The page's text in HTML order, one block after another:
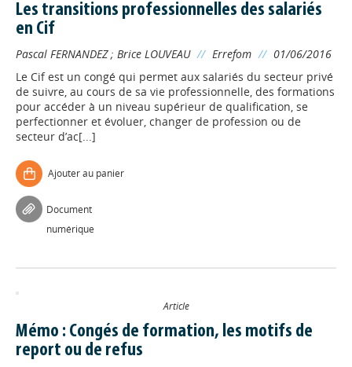
Les transitions professionnelles des salariés
en Cif
Pascal FERNANDEZ; Brice LOUVEAU // Errefom // 01/06/2016
Le Cif est un congé qui permet aux salariés du secteur privé
de suivre, au cours de sa vie professionnelle, des formations
pour accéder à un niveau supérieur de qualification, se
perfectionner et évoluer, changer de profession ou de
secteur d’ac[...]
Ajouter au panier
Document
numérique
Article
Mémo : Congés de formation, les motifs de
report ou de refus